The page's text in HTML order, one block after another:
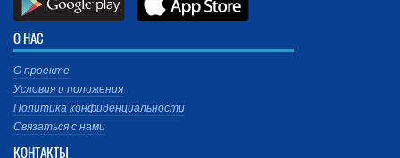
О НАС
О проекте
Условия и положения
Политика конфиденциальности
Связаться с нами
КОНТАКТЫ